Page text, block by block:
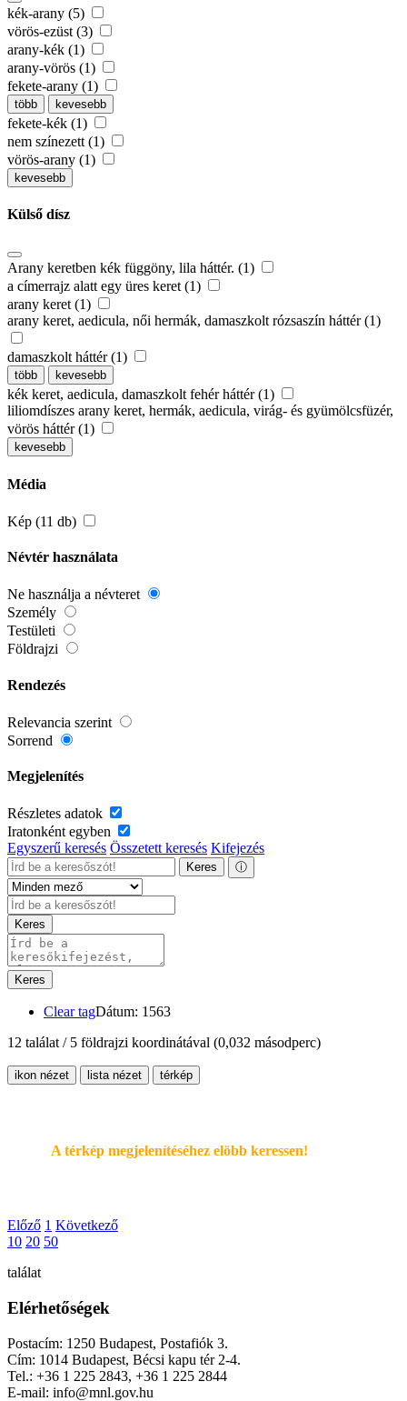
kék-arany (5)
vörös-ezüst (3)
arany-kék (1)
arany-vörös (1)
fekete-arany (1)
több kevesebb
fekete-kék (1)
nem színezett (1)
vörös-arany (1)
kevesebb
Külső dísz
Arany keretben kék függöny, lila háttér. (1)
a címerrajz alatt egy üres keret (1)
arany keret (1)
arany keret, aedicula, női hermák, damaszkolt rózsaszín háttér (1)
damaszkolt háttér (1)
több kevesebb
kék keret, aedicula, damaszkolt fehér háttér (1)
liliomdíszes arany keret, hermák, aedicula, virág- és gyümölcsfüzér,
vörös háttér (1)
kevesebb
Média
Kép (11 db)
Névtér használata
Ne használja a névteret
Személy
Testületi
Földrajzi
Rendezés
Relevancia szerint
Sorrend
Megjelenítés
Részletes adatok
Iratonként egyben
Egyszerű keresés Összetett keresés Kifejezés
Keres ⓘ
Keres
Keres
Clear tagDátum: 1563
12 találat / 5 földrajzi koordinátával (0,032 másodperc)
ikon nézet lista nézet térkép
A térkép megjelenítéséhez elöbb keressen!
Előző 1 Következő
10 20 50
találat
Elérhetőségek
Postacím: 1250 Budapest, Postafiók 3.
Cím: 1014 Budapest, Bécsi kapu tér 2-4.
Tel.: +36 1 225 2843, +36 1 225 2844
E-mail: info@mnl.gov.hu